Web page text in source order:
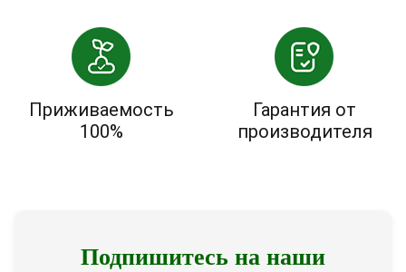
Приживаемость
100%
Гарантия от
производителя
Подпишитесь на наши